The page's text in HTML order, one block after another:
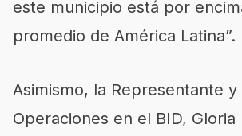
este municipio está por
promedio de América Latina”.
Asimismo, la Representante
Operaciones en el BID, Gloria